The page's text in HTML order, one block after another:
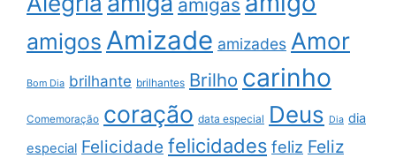
amigas
amigos Amizade amizades Amor
Bom Dia brilhante brilhantes Brilho carinho
Comemoração coração data especial Deus Dia dia
especial Felicidade felicidades feliz Feliz